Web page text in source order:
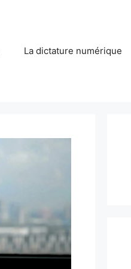
La dictature numérique